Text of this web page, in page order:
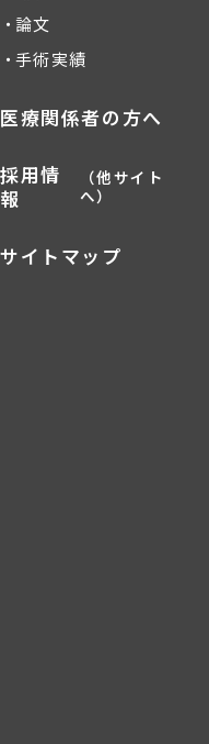
論文
手術実績
医療関係者の方へ
採用情
報
（他サイト
へ）
サイトマップ